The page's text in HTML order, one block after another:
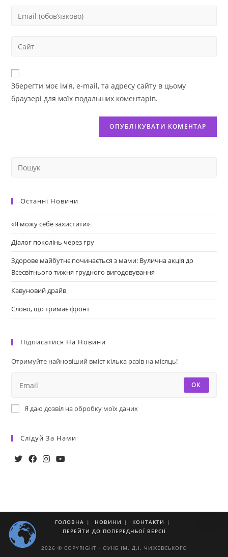
Зберегти моє ім'я, e-mail, та адресу сайту в цьому
браузері для моїх подальших коментарів.
Останні Новини
«Я можу себе захистити»
Діалог поколінь через гру
Здорове майбутнє починається з мами: Вулична акція до
Всесвітнього тижня грудного вигодовування
Кавуновий драйв
Слово, що тримає фронт
Підписатися На Новини
Отримуйте найновіший вміст кілька разів на місяць!
ОК
Я даю дозвіл на обробку моїх даних
Слідуй За Нами
ГОЛОВНА НОВИНИ
КОНТАКТИ
ПЕРЕЙТИ ДО ПОПЕРЕДНЬОЇ ВЕРСІЇ
2026 © COPYRIGHT · ОУНБ ІМ. Д.І. ЧИЖЕВСЬКОГО